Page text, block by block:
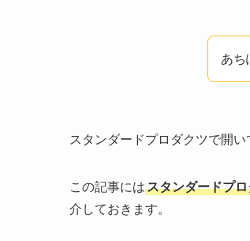
あち
スタンダードプロダクツで開
この記事にはスタンダードプ
介しておきます。